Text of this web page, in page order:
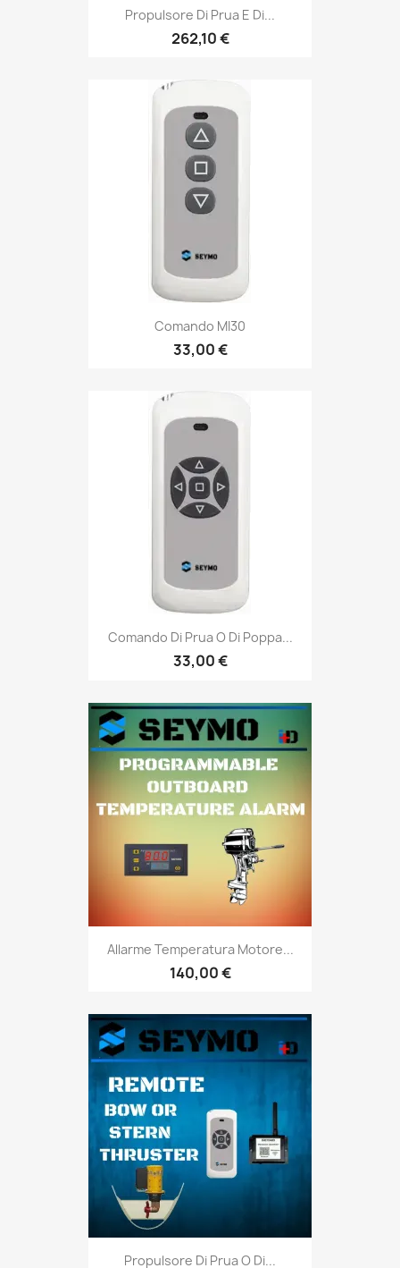
Propulsore Di Prua E Di...
262,10 €
Comando MI30
33,00 €
Comando Di Prua O Di Poppa...
33,00 €
Allarme Temperatura Motore...
140,00 €
Propulsore Di Prua O Di...